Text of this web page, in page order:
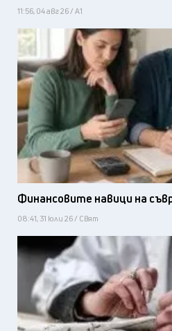
11:56, 04 авг 26 / А1
Финансовите навици на
08:41, 31 юли 26 / Свят